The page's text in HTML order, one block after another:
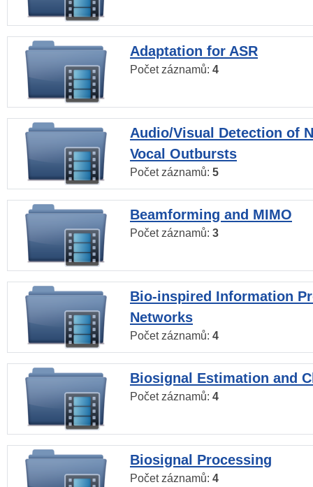
Adaptation for ASR
Počet záznamů: 4
Audio/Visual Detection of
Vocal Outbursts
Počet záznamů: 5
Beamforming and MIMO
Počet záznamů: 3
Bio-inspired Information
Networks
Počet záznamů: 4
Biosignal Estimation and
Počet záznamů: 4
Biosignal Processing
Počet záznamů: 4